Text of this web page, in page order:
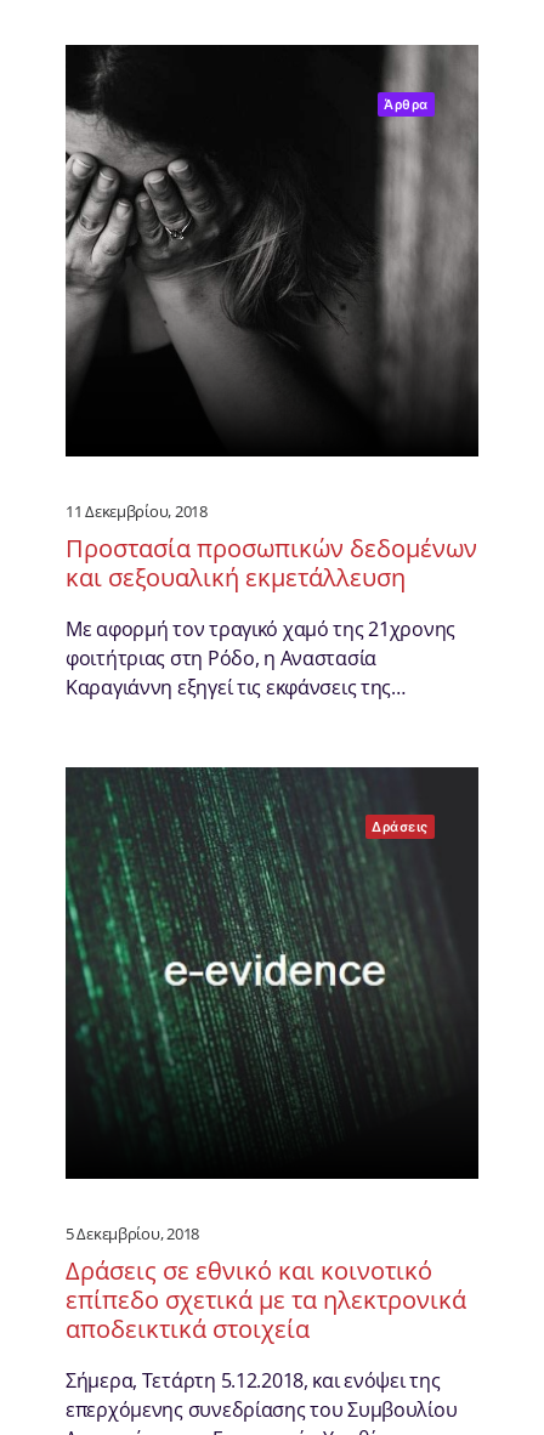
Άρθρα
11 Δεκεμβρίου, 2018
Προστασία προσωπικών δεδομένων
και σεξουαλική εκμετάλλευση
Με αφορμή τον τραγικό χαμό της 21χρονης
φοιτήτριας στη Ρόδο, η Αναστασία
Καραγιάννη εξηγεί τις εκφάνσεις της…
Δράσεις
5 Δεκεμβρίου, 2018
Δράσεις σε εθνικό και κοινοτικό
επίπεδο σχετικά με τα ηλεκτρονικά
αποδεικτικά στοιχεία
Σήμερα, Τετάρτη 5.12.2018, και ενόψει της
επερχόμενης συνεδρίασης του Συμβουλίου